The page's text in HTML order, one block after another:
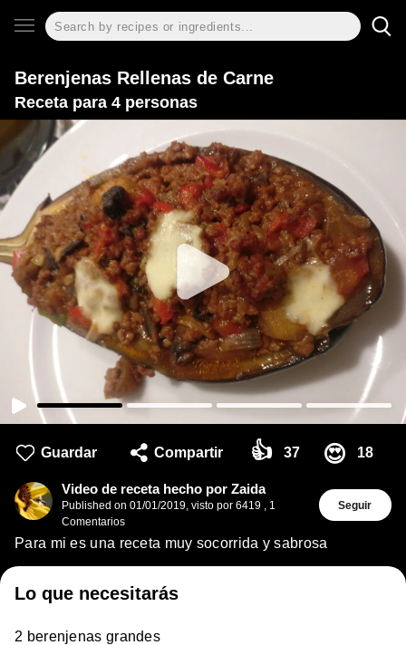
Berenjenas Rellenas de Carne
Receta para 4 personas
Guardar Compartir 👍 37 😍 18
Video de receta hecho por Zaida
Published on 01/01/2019, visto por 6419 , 1
Comentarios
Seguir
Para mi es una receta muy socorrida y sabrosa
Lo que necesitarás
2 berenjenas grandes